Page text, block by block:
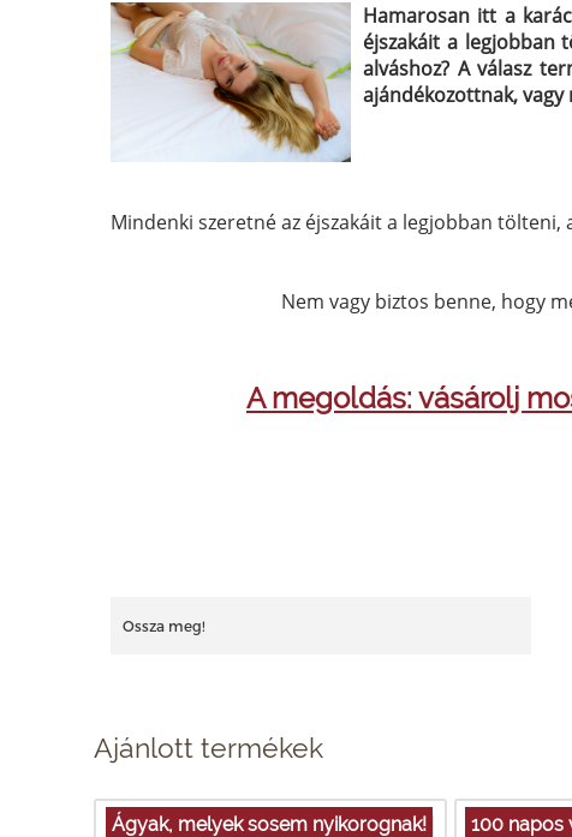
Hamarosan itt a
éjszakáit a legjobban
alváshoz? A válasz
ajándékozottnak,
Mindenki szeretné az éjszakáit a legjobban
Nem vagy biztos benne, hogy
A megoldás: vásárolj
Ossza meg!
Ajánlott termékek
Ágyak, melyek sosem nyikorognak! 100 napos